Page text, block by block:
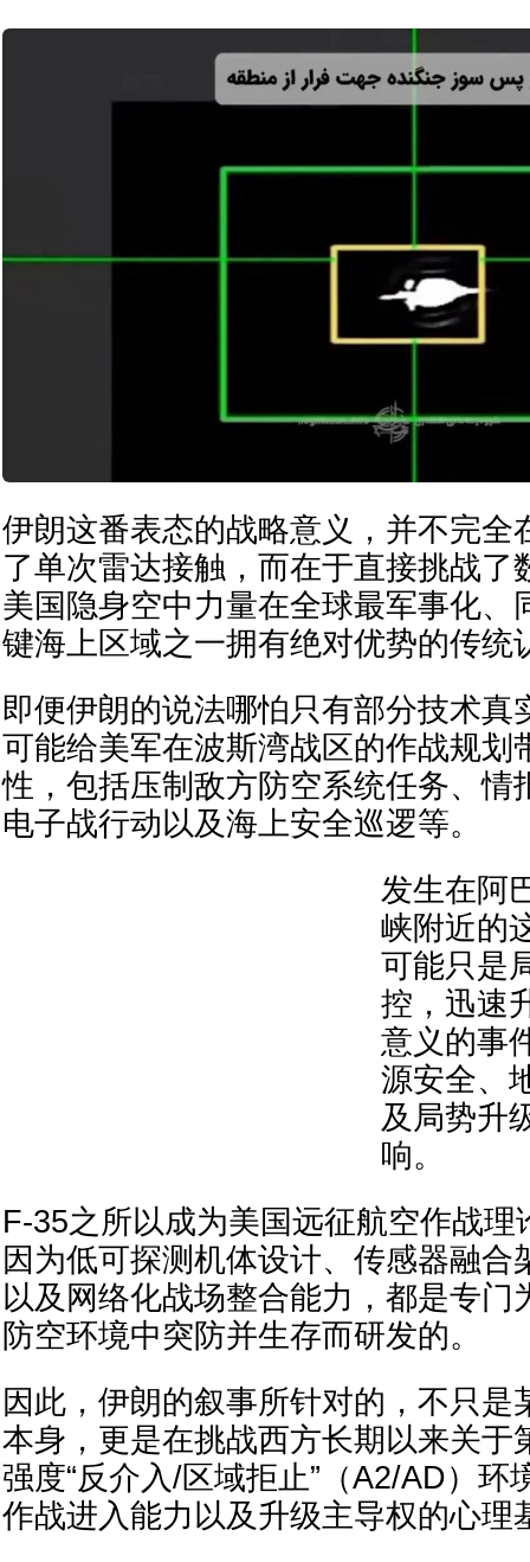
伊朗这番表态的战略意义，并不完全
了单次雷达接触，而在于直接挑战了
美国隐身空中力量在全球最军事化、
键海上区域之一拥有绝对优势的传统
即便伊朗的说法哪怕只有部分技术真
可能给美军在波斯湾战区的作战规划
性，包括压制敌方防空系统任务、情
电子战行动以及海上安全巡逻等。
发生在阿
峡附近的
可能只是
控，迅速
意义的事
源安全、
及局势升
响。
F-35之所以成为美国远征航空作战理
因为低可探测机体设计、传感器融合
以及网络化战场整合能力，都是专门
防空环境中突防并生存而研发的。
因此，伊朗的叙事所针对的，不只是
本身，更是在挑战西方长期以来关于
强度“反介入/区域拒止”（A2/AD）环
作战进入能力以及升级主导权的心理